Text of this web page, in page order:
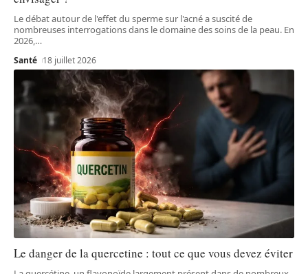
Le débat autour de l'effet du sperme sur l'acné a suscité de
nombreuses interrogations dans le domaine des soins de la peau. En
2026,…
Santé 18 juillet 2026
Le danger de la quercetine : tout ce que vous devez éviter